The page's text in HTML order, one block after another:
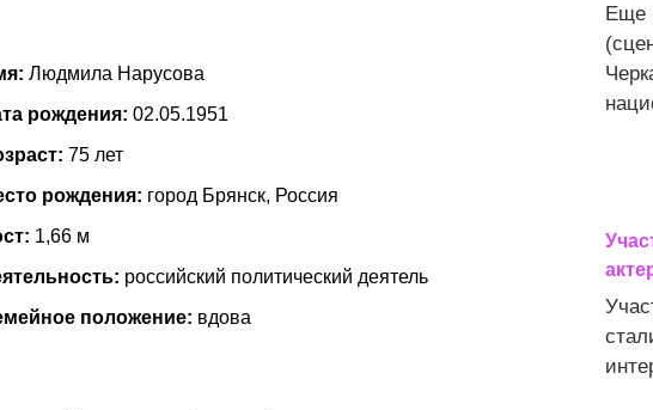
Людмила Нарусова
рождения: 02.05.1951
75 лет
рождения: город Брянск, Россия
1,66 м
российский политический деятель
положение: вдова
Еще